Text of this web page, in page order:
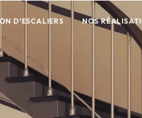
D’ESCALIERS NOS